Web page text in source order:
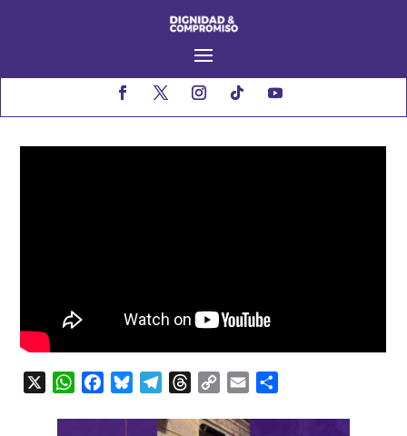
WhatsApp
FacebookBlueskyTelegramThreads
Copy Email